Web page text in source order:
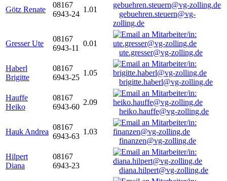
Götz Renate
08167
6943-24
1.01
gebuehren.steuern@vg-
zolling.de
Gresser Ute
08167
6943-11
0.01
ute.gresser@vg-zolling.de
Haberl
Brigitte
08167
6943-25
1.05
brigitte.haberl@vg-zolling.de
Hauffe
Heiko
08167
6943-60
2.09
heiko.hauffe@vg-zolling.de
Hauk Andrea
08167
6943-63
1.03
finanzen@vg-zolling.de
Hilpert
Diana
08167
6943-23
diana.hilpert@vg-zolling.de